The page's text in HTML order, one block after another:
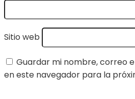
Sitio web
Guardar mi nombre, correo
en este navegador para la